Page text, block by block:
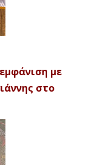
με
στο